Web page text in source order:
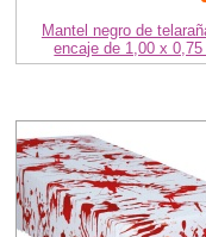
Mantel negro de
encaje de 1,00 x 0,75